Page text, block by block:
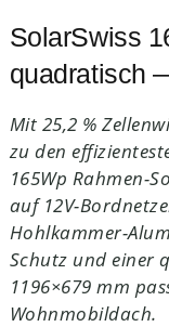
SolarSwiss
quadratisch
Mit 25,2 %
zu den
165Wp Rahmen-
auf 12V-
Hohlkammer-
Schutz und einer
1196×679 mm
Wohnmobildach.